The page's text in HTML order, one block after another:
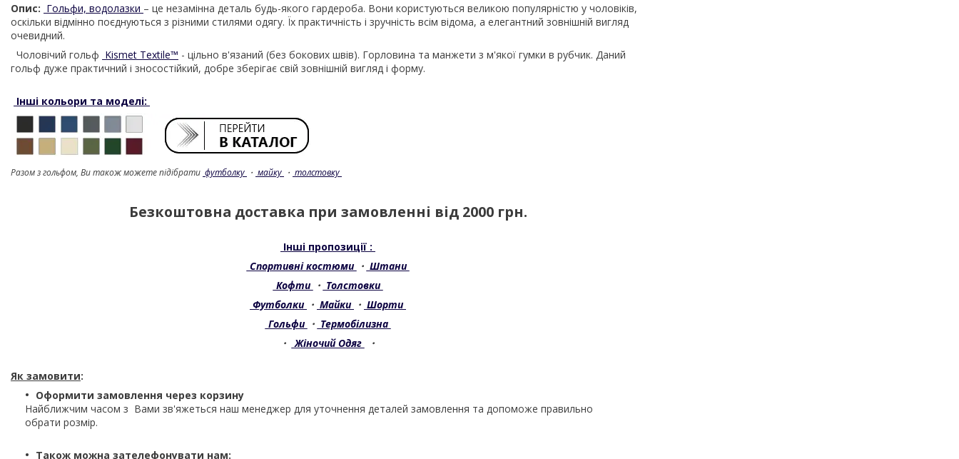
Опис: Гольфи, водолазки – це незамінна деталь будь-якого гардероба. Вони користуються великою популярністю у чоловіків,
оскільки відмінно поєднуються з різними стилями одягу. Їх практичність і зручність всім відома, а елегантний зовнішній вигляд
очевидний.
Чоловічий гольф Kismet Textile™ - цільно в'язаний (без бокових швів). Горловина та манжети з м'якої гумки в рубчик. Даний
гольф дуже практичний і зносостійкий, добре зберігає свій зовнішній вигляд і форму.
Інші кольори та моделі:
Разом з гольфом, Ви також можете підібрати футболку ・ майку ・ толстовку
Безкоштовна доставка при замовленні від 2000 грн.
Інші пропозиції :
Спортивні костюми ・ Штани
Кофти ・ Толстовки
Футболки ・ Майки ・ Шорти
Гольфи ・ Термобілизна
・ Жіночий Одяг ・
Як замовити:
Оформити замовлення через корзину
Найближчим часом з Вами зв'яжеться наш менеджер для уточнення деталей замовлення та допоможе правильно
обрати розмір.
Також можна зателефонувати нам: